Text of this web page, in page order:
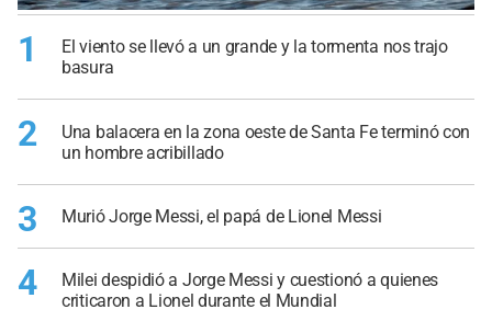
1
El viento se llevó a un grande y la tormenta nos trajo
basura
2
Una balacera en la zona oeste de Santa Fe terminó con
un hombre acribillado
3 Murió Jorge Messi, el papá de Lionel Messi
4
Milei despidió a Jorge Messi y cuestionó a quienes
criticaron a Lionel durante el Mundial